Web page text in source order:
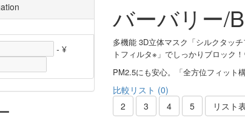
- ¥
バーバリー/
多機能 3D立体マスク「シルクタッ
トフィルタ※」でしっかりブロック
PM2.5にも安心。「全方位フィット
比較リスト (0)
2
3 4 5
リスト